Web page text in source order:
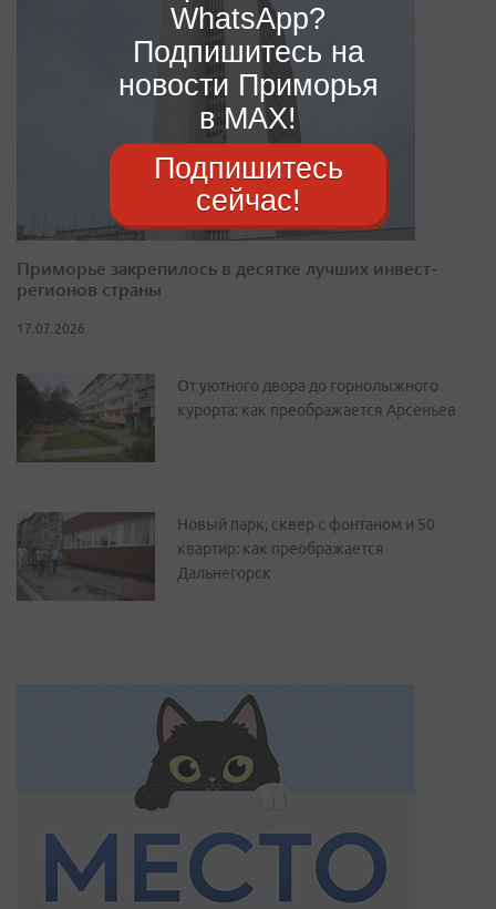
Приморье закрепилось в десятке лучших инвест-
регионов страны
17.07.2026
От уютного двора до горнолыжного
курорта: как преображается Арсеньев
Новый парк, сквер с фонтаном и 50
квартир: как преображается
Дальнегорск
WhatsApp?
Подпишитесь на
новости Приморья
в MAX!
Подпишитесь
сейчас!